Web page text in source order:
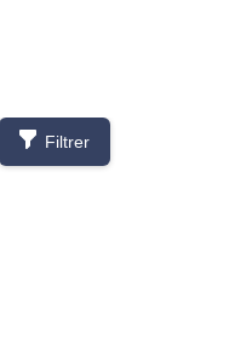
Filtrer